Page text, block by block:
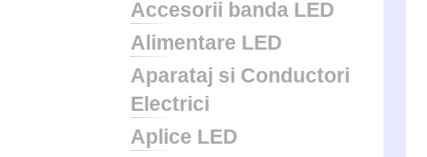
Accesorii banda LED
Alimentare LED
Aparataj si Conductori
Electrici
Aplice LED